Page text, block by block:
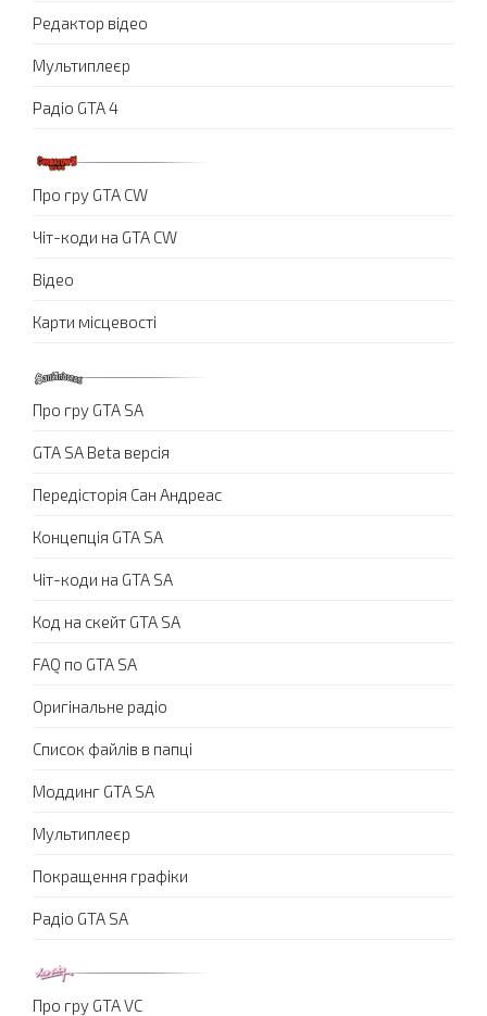
Редактор відео
Мультиплеєр
Радіо GTA 4
Про гру GTA CW
Чіт-коди на GTA CW
Відео
Карти місцевості
Про гру GTA SA
GTA SA Beta версія
Передісторія Сан Андреас
Концепція GTA SA
Чіт-коди на GTA SA
Код на скейт GTA SA
FAQ по GTA SA
Оригінальне радіо
Список файлів в папці
Моддинг GTA SA
Мультиплеєр
Покращення графіки
Радіо GTA SA
Про гру GTA VC